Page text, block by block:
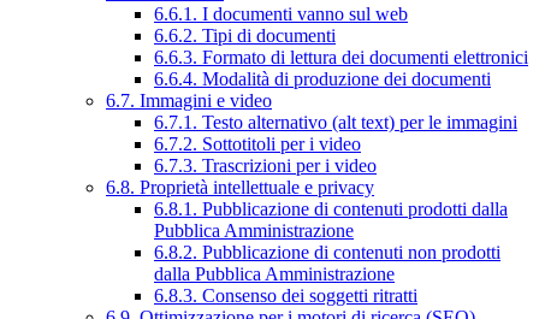
6.6.1. I documenti vanno sul web
6.6.2. Tipi di documenti
6.6.3. Formato di lettura dei documenti elettronici
6.6.4. Modalità di produzione dei documenti
6.7. Immagini e video
6.7.1. Testo alternativo (alt text) per le immagini
6.7.2. Sottotitoli per i video
6.7.3. Trascrizioni per i video
6.8. Proprietà intellettuale e privacy
6.8.1. Pubblicazione di contenuti prodotti dalla
Pubblica Amministrazione
6.8.2. Pubblicazione di contenuti non prodotti
dalla Pubblica Amministrazione
6.8.3. Consenso dei soggetti ritratti